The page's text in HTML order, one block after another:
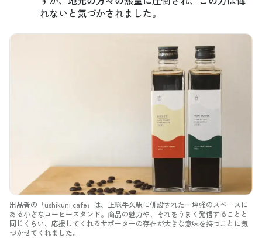
れないと気づかされました。
出品者の「ushikuni cafe」は、上総牛久駅に併設された一坪強のスペースに
ある小さなコーヒースタンド。商品の魅力や、それをうまく発信することと
同じくらい、応援してくれるサポーターの存在が大きな意味を持つことに気
づかせてくれました。